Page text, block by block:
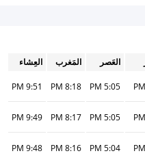
العَصر المَغرب
العِشاء
5:05 PM
8:18 PM
9:51 PM
5:05 PM
8:17 PM
9:49 PM
5:04 PM
8:16 PM
9:48 PM